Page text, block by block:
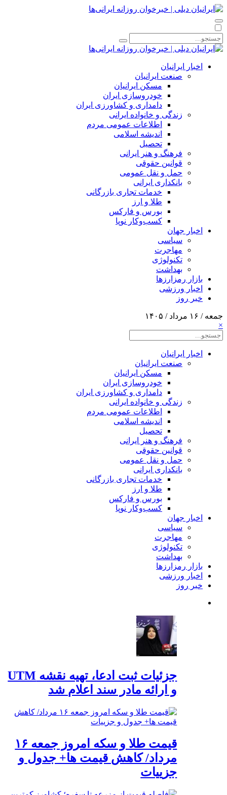
اخبار ایرانیان
صنعت ایرانیان
مسکن ایرانیان
خودروسازی ایران
دامداری و کشاورزی ایران
زندگی و خانواده ایرانی
اطلاعات عمومی مردم
اندیشه اسلامی
تحصیل
فرهنگ و هنر ایرانی
قوانین حقوقی
حمل و نقل عمومی
بانکداری ایرانی
خدمات تجاری بازرگانی
طلا و ارز
بورس و فارکس
کسب‌وکار نوپا
اخبار جهان
سیاسی
مهاجرت
تکنولوژی
بهداشت
بازار رمزارزها
اخبار ورزشی
خبر روز
جمعه / ۱۶ مرداد / ۱۴۰۵
×
اخبار ایرانیان
صنعت ایرانیان
مسکن ایرانیان
خودروسازی ایران
دامداری و کشاورزی ایران
زندگی و خانواده ایرانی
اطلاعات عمومی مردم
اندیشه اسلامی
تحصیل
فرهنگ و هنر ایرانی
قوانین حقوقی
حمل و نقل عمومی
بانکداری ایرانی
خدمات تجاری بازرگانی
طلا و ارز
بورس و فارکس
کسب‌وکار نوپا
اخبار جهان
سیاسی
مهاجرت
تکنولوژی
بهداشت
بازار رمزارزها
اخبار ورزشی
خبر روز
جزئیات ثبت ادعا، تهیه نقشه UTM
و ارائه مادر سند اعلام شد
قیمت طلا و سکه امروز جمعه ۱۶
مرداد/ کاهش قیمت ها+ جدول و
جزییات